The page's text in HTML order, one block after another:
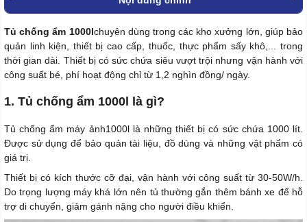
Tủ chống ẩm 1000lchuyên dùng trong các kho xưởng lớn, giúp bảo
quản linh kiện, thiết bị cao cấp, thuốc, thực phẩm sấy khô,... trong
thời gian dài. Thiết bị có sức chứa siêu vượt trội nhưng vận hành với
công suất bé, phí hoạt động chỉ từ 1,2 nghìn đồng/ ngày.
1. Tủ chống ẩm 1000l là gì?
Tủ chống ẩm máy ảnh1000l là những thiết bị có sức chứa 1000 lít.
Được sử dụng để bảo quản tài liệu, đồ dùng và những vật phẩm có
giá trị.
Thiết bị có kích thước cỡ đại, vận hành với công suất từ 30-50W/h.
Do trọng lượng máy khá lớn nên tủ thường gắn thêm bánh xe để hỗ
trợ di chuyển, giảm gánh nặng cho người điều khiển.